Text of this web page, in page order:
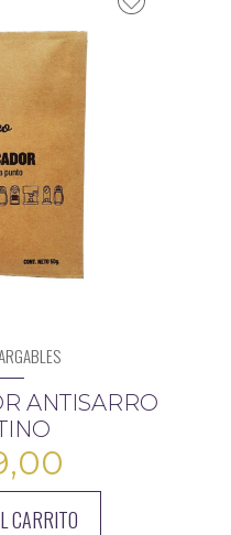
ANTISARRO
CARRITO